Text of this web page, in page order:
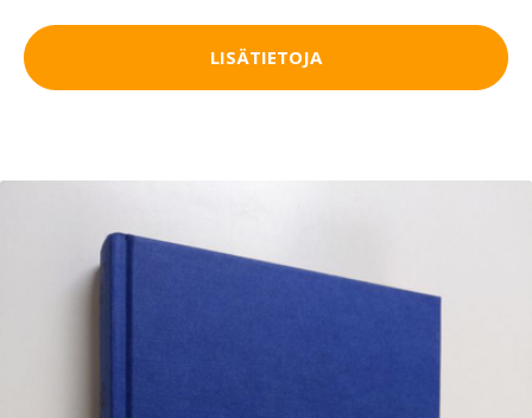
LISÄTIETOJA